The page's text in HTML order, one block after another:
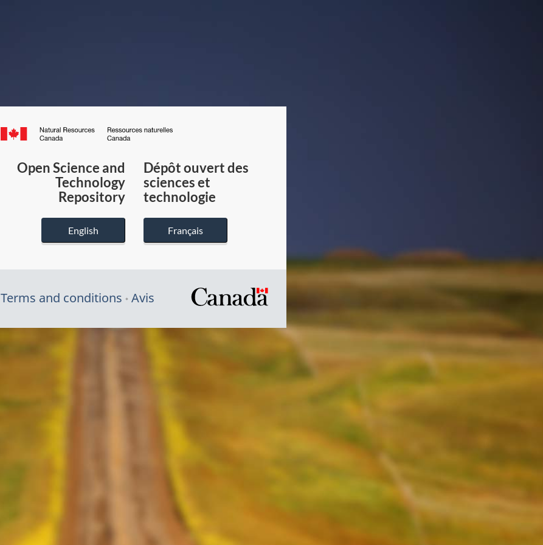
Canada.ca
du
Canada
Open Science and
Technology
Repository
English
Dépôt ouvert des
sciences et
technologie
Français
Terms and conditions Avis
/
Symbole
du
gouvernement
du